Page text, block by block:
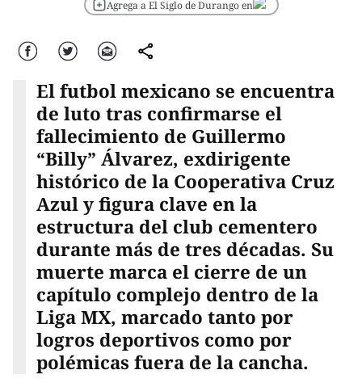
Agrega a El Siglo de Durango en
Facebook Twitter Correo comparte
El futbol mexicano se encuentra
de luto tras confirmarse el
fallecimiento de Guillermo
“Billy” Álvarez, exdirigente
histórico de la Cooperativa Cruz
Azul y figura clave en la
estructura del club cementero
durante más de tres décadas. Su
muerte marca el cierre de un
capítulo complejo dentro de la
Liga MX, marcado tanto por
logros deportivos como por
polémicas fuera de la cancha.